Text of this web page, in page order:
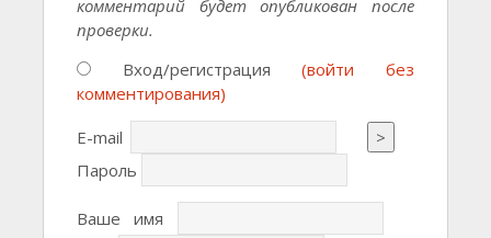
комментарий будет опубликован после
проверки.
Вход/регистрация(войти без
комментирования)
E-mail
>
Пароль
Ваше имя